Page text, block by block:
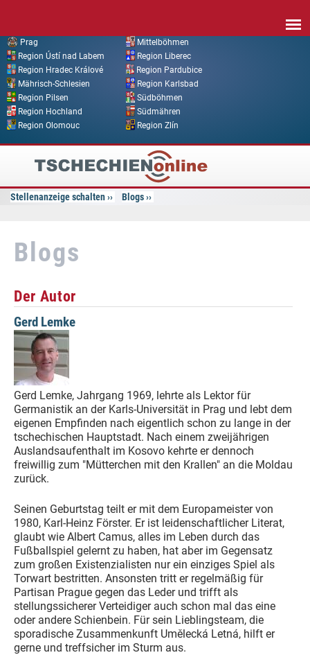
Prag
Mittelböhmen
Region Ústí nad Labem
Region Liberec
Region Hradec Králové
Region Pardubice
Mährisch-Schlesien
Region Karlsbad
Region Pilsen
Südböhmen
Region Hochland
Südmähren
Region Olomouc
Region Zlín
Tschechien
Online
Stellenanzeige schalten Blogs
Blogs
Der Autor
Gerd Lemke
Gerd Lemke, Jahrgang 1969, lehrte als Lektor für
Germanistik an der Karls-Universität in Prag und lebt dem
eigenen Empfinden nach eigentlich schon zu lange in der
tschechischen Hauptstadt. Nach einem zweijährigen
Auslandsaufenthalt im Kosovo kehrte er dennoch
freiwillig zum "Mütterchen mit den Krallen" an die Moldau
zurück.
Seinen Geburtstag teilt er mit dem Europameister von
1980, Karl-Heinz Förster. Er ist leidenschaftlicher Literat,
glaubt wie Albert Camus, alles im Leben durch das
Fußballspiel gelernt zu haben, hat aber im Gegensatz
zum großen Existenzialisten nur ein einziges Spiel als
Torwart bestritten. Ansonsten tritt er regelmäßig für
Partisan Prague gegen das Leder und trifft als
stellungssicherer Verteidiger auch schon mal das eine
oder andere Schienbein. Für sein Lieblingsteam, die
sporadische Zusammenkunft Umělecká Letná, hilft er
gerne und treffsicher im Sturm aus.